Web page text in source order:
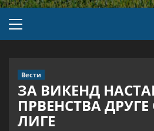
Вести
ЗА ВИКЕНД
ПРВЕНСТВА
ЛИГЕ